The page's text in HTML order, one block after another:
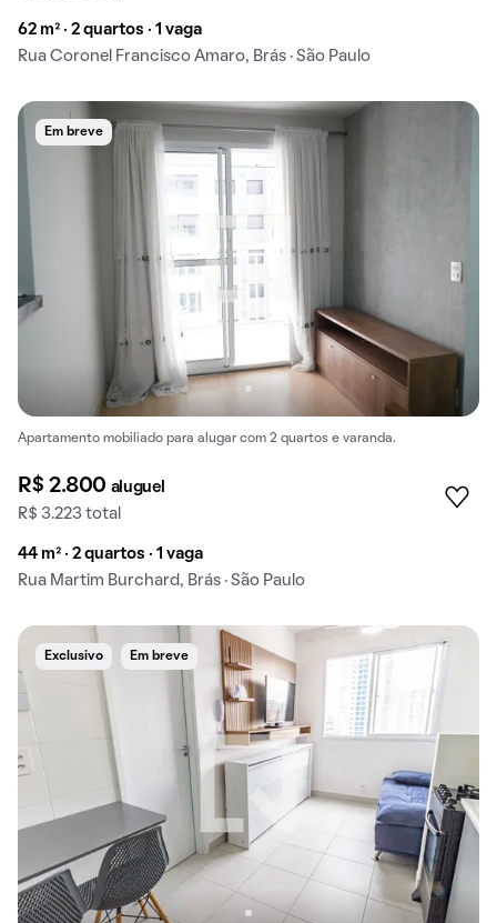
62 m² · 2 quartos · 1 vaga
Rua Coronel Francisco Amaro, Brás · São Paulo
Em breve
Apartamento mobiliado para alugar com 2 quartos e varanda.
R$ 2.800 aluguel
R$ 3.223 total
44 m² · 2 quartos · 1 vaga
Rua Martim Burchard, Brás · São Paulo
Exclusivo Em breve